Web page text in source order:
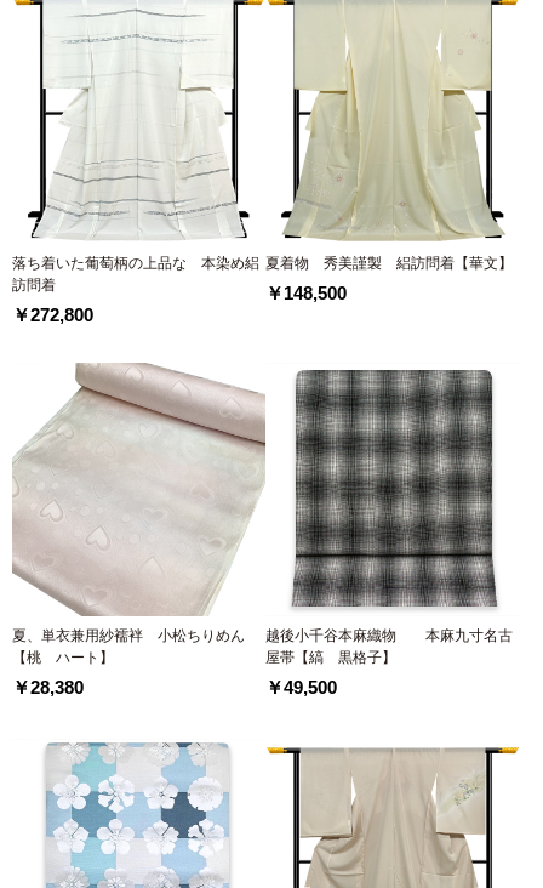
落ち着いた葡萄柄の上品な 本染め絽
訪問着
￥272,800
夏着物 秀美謹製 絽訪問着【華文】
￥148,500
夏、単衣兼用紗襦袢 小松ちりめん
【桃 ハート】
￥28,380
越後小千谷本麻織物 本麻九寸名古
屋帯【縞 黒格子】
￥49,500